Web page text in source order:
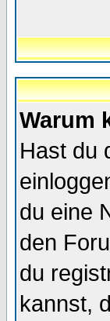
Warum
Hast du
du eine
den
du
kannst,